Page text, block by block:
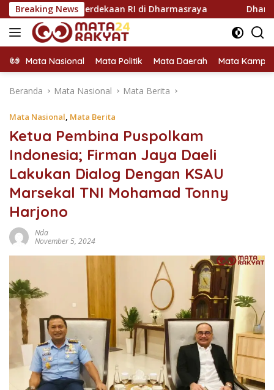
Langsung
ke
konten
Breaking News
Kemerdekaan RI di Dharmasraya Dharmasraya Utus
Mata Nasional Mata Politik Mata Daerah Mata
Beranda Mata Nasional Mata Berita
Mata Nasional, Mata Berita
Ketua Pembina Puspolkam
Indonesia; Firman Jaya Daeli
Lakukan Dialog Dengan KSAU
Marsekal TNI Mohamad Tonny
Harjono
Nda
November 5, 2024